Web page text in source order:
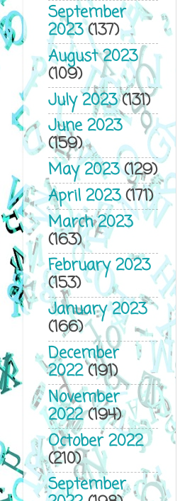
September
2023(137)
August 2023
(109)
July 2023(131)
June 2023
(159)
May 2023(129)
April 2023(171)
March 2023
(163)
February 2023
(153)
January 2023
(166)
December
2022(191)
November
2022(194)
October 2022
(210)
September